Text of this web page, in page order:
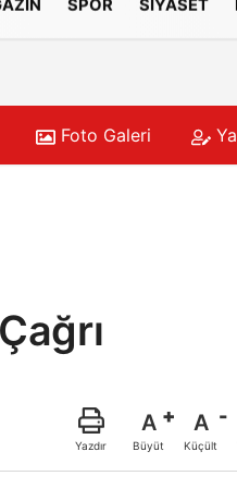
SPOR SİYASET
MESAİSİ
Foto Galeri
Yazdır
A
Büyüt
A
Küçült